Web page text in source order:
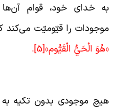
خدای خود، قوام
را قیّومیّت می‌کند
هُوَ الْحَيُّ الْقَيُّوم»[5]
.
موجودی بدون تکیه به